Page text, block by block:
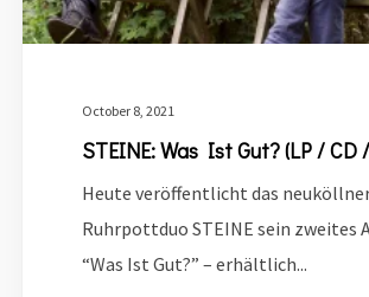
October 8, 2021
STEINE: Was Ist Gut? (LP /
Heute veröffentlicht das
Ruhrpottduo STEINE sein zweites
“Was Ist Gut?” – erhältlich...